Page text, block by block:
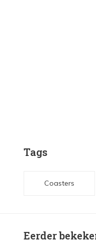
Tags
Coasters
Eerder